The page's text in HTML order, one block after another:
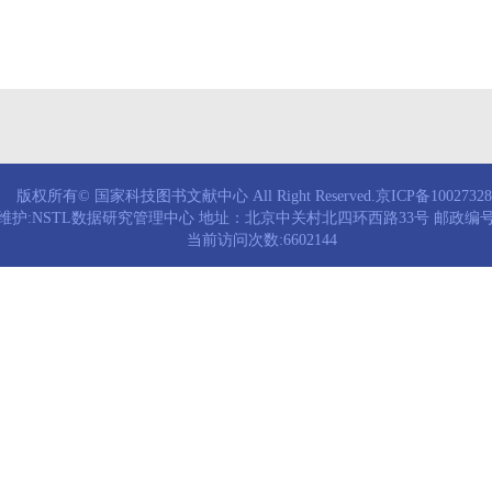
版权所有© 国家科技图书文献中心 All Right Reserved.京ICP备
护:NSTL数据研究管理中心 地址：北京中关村北四环西路33号 邮政编
当前访问次数:6602144